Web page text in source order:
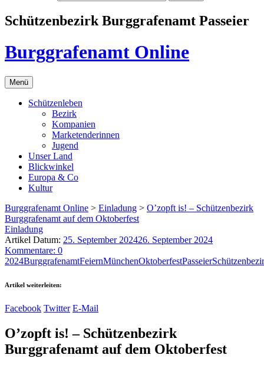
Schützenbezirk Burggrafenamt Passeier
Burggrafenamt Online
Menü
Schützenleben
Bezirk
Kompanien
Marketenderinnen
Jugend
Unser Land
Blickwinkel
Europa & Co
Kultur
Burggrafenamt Online > Einladung > O’zopft is! – Schützenbezirk
Burggrafenamt auf dem Oktoberfest
Einladung
Artikel Datum: 25. September 202426. September 2024
Kommentare: 0
2024BurggrafenamtFeiernMünchenOktoberfestPasseier
Artikel weiterleiten:
Facebook Twitter E-Mail
O’zopft is! – Schützenbezirk
Burggrafenamt auf dem Oktoberfest